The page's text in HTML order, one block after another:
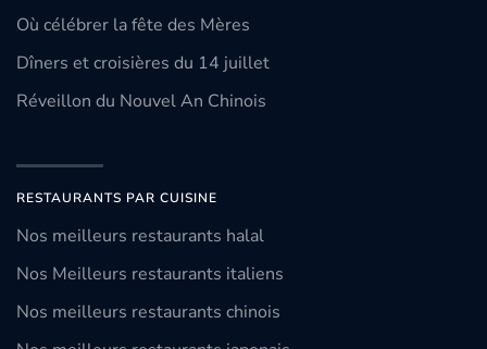
Où célébrer la fête des Mères
Dîners et croisières du 14 juillet
Réveillon du Nouvel An Chinois
RESTAURANTS PAR CUISINE
Nos meilleurs restaurants halal
Nos Meilleurs restaurants italiens
Nos meilleurs restaurants chinois